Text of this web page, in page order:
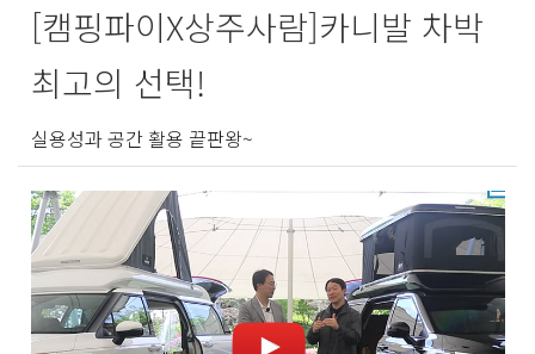
[캠핑파이X상주사람]카니발 차박
최고의 선택!
실용성과 공간 활용 끝판왕~